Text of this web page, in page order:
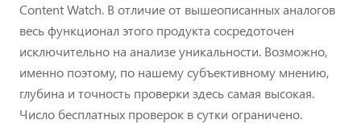
Content Watch. В отличие от вышеописанных аналогов
весь функционал этого продукта сосредоточен
исключительно на анализе уникальности. Возможно,
именно поэтому, по нашему субъективному мнению,
глубина и точность проверки здесь самая высокая.
Число бесплатных проверок в сутки ограничено.